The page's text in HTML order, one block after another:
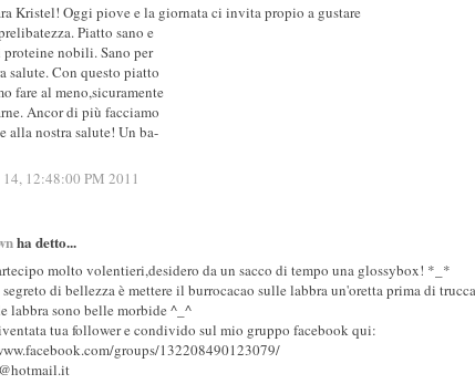
Kristel! Oggi piove e la giornata ci invita propio a gustare
Piatto sano e
nobili. Sano per
salute. Con questo piatto
fare al meno,sicuramente
Ancor di più facciamo
alla nostra salute! Un ba-
12:48:00 PM 2011
ha detto...
molto volentieri,desidero da un sacco di tempo una glossybox! *_*
di bellezza è mettere il burrocacao sulle labbra un'oretta prima di
labbra sono belle morbide ^_^
tua follower e condivido sul mio gruppo facebook qui:
groups/132208490123079/